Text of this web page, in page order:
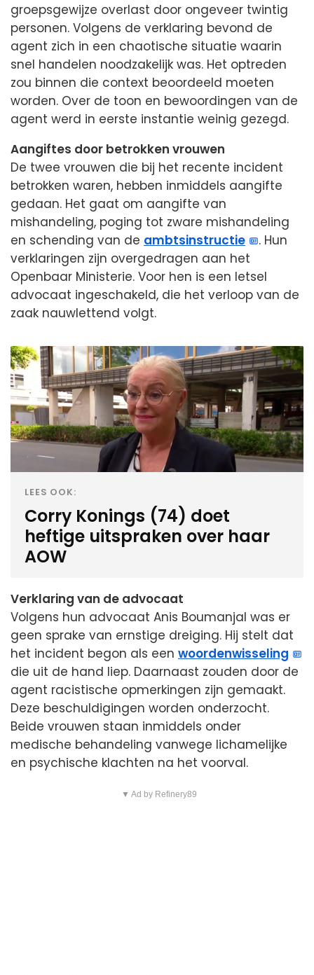
groepsgewijze overlast door ongeveer twintig
personen. Volgens de verklaring bevond de
agent zich in een chaotische situatie waarin
snel handelen noodzakelijk was. Het optreden
zou binnen die context beoordeeld moeten
worden. Over de toon en bewoordingen van de
agent werd in eerste instantie weinig gezegd.
Aangiftes door betrokken vrouwen
De twee vrouwen die bij het recente incident
betrokken waren, hebben inmiddels aangifte
gedaan. Het gaat om aangifte van
mishandeling, poging tot zware mishandeling
en schending van de ambtsinstructie
. Hun
verklaringen zijn overgedragen aan het
Openbaar Ministerie. Voor hen is een letsel
advocaat ingeschakeld, die het verloop van de
zaak nauwlettend volgt.
LEES OOK:
Corry Konings (74) doet
heftige uitspraken over haar
AOW
Verklaring van de advocaat
Volgens hun advocaat Anis Boumanjal was er
geen sprake van ernstige dreiging. Hij stelt dat
het incident begon als een woordenwisseling
die uit de hand liep. Daarnaast zouden door de
agent racistische opmerkingen zijn gemaakt.
Deze beschuldigingen worden onderzocht.
Beide vrouwen staan inmiddels onder
medische behandeling vanwege lichamelijke
en psychische klachten na het voorval.
▼ Ad by Refinery89